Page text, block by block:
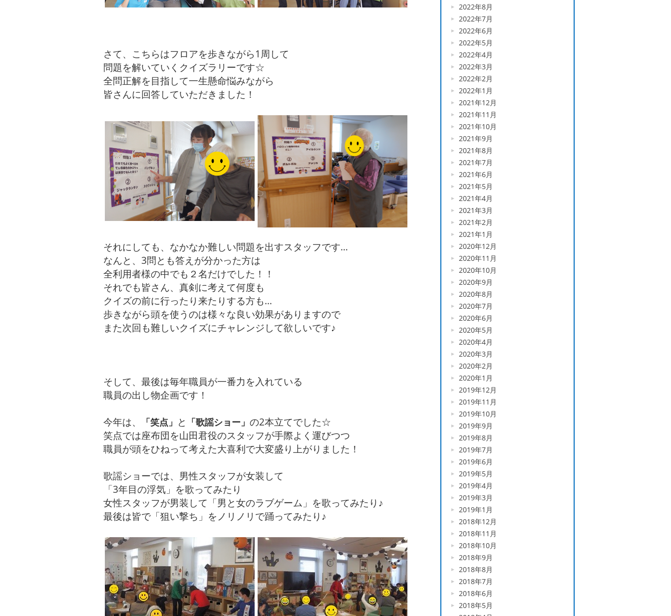
さて、こちらはフロアを歩きながら1周して
問題を解いていくクイズラリーです☆
全問正解を目指して一生懸命悩みながら
皆さんに回答していただきました！
それにしても、なかなか難しい問題を出すスタッフです…
なんと、3問とも答えが分かった方は
全利用者様の中でも２名だけでした！！
それでも皆さん、真剣に考えて何度も
クイズの前に行ったり来たりする方も…
歩きながら頭を使うのは様々な良い効果がありますので
また次回も難しいクイズにチャレンジして欲しいです♪
そして、最後は毎年職員が一番力を入れている
職員の出し物企画です！
今年は、 「笑点」 と 「歌謡ショー」 の2本立てでした☆
笑点では座布団を山田君役のスタッフが手際よく運びつつ
職員が頭をひねって考えた大喜利で大変盛り上がりました！
歌謡ショーでは、男性スタッフが女装して
「3年目の浮気」を歌ってみたり
女性スタッフが男装して「男と女のラブゲーム」を歌ってみたり♪
最後は皆で「狙い撃ち」をノリノリで踊ってみたり♪
2022年8月
2022年7月
2022年6月
2022年5月
2022年4月
2022年3月
2022年2月
2022年1月
2021年12月
2021年11月
2021年10月
2021年9月
2021年8月
2021年7月
2021年6月
2021年5月
2021年4月
2021年3月
2021年2月
2021年1月
2020年12月
2020年11月
2020年10月
2020年9月
2020年8月
2020年7月
2020年6月
2020年5月
2020年4月
2020年3月
2020年2月
2020年1月
2019年12月
2019年11月
2019年10月
2019年9月
2019年8月
2019年7月
2019年6月
2019年5月
2019年4月
2019年3月
2019年1月
2018年12月
2018年11月
2018年10月
2018年9月
2018年8月
2018年7月
2018年6月
2018年5月